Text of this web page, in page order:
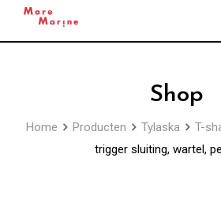
Shop
Home Producten Tylaska T-
trigger sluiting, wartel,